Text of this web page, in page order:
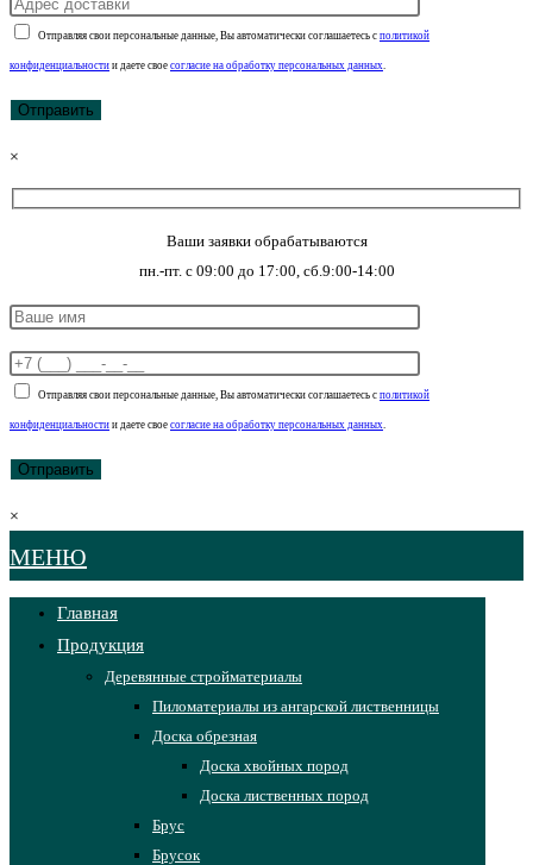
Отправляя свои персональные данные, Вы автоматически соглашаетесь с политикой
конфиденциальности и даете свое согласие на обработку персональных данных
×
Ваши заявки обрабатываются
пн.-пт. с 09:00 до 17:00, сб.9:00-14:00
Отправляя свои персональные данные, Вы автоматически соглашаетесь с политикой
конфиденциальности и даете свое согласие на обработку персональных данных
×
МЕНЮ
Главная
Продукция
Деревянные стройматериалы
Пиломатериалы из ангарской лиственницы
Доска обрезная
Доска хвойных пород
Доска лиственных пород
Брус
Брусок